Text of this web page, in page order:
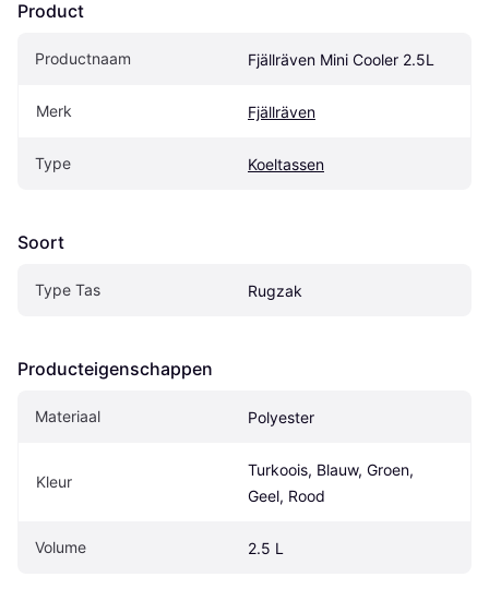
Product
Productnaam Fjällräven Mini Cooler 2.5L
Merk Fjällräven
Type Koeltassen
Soort
Type Tas Rugzak
Producteigenschappen
Materiaal Polyester
Kleur
Turkoois, Blauw, Groen,
Geel, Rood
Volume 2.5 L